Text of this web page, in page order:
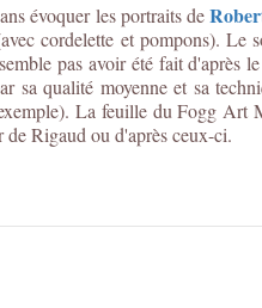
évoquer les portraits de
cordelette et pompons). Le
pas avoir été fait d'après
qualité moyenne et sa
La feuille du Fogg Art
de Rigaud ou d'après ceux-ci.